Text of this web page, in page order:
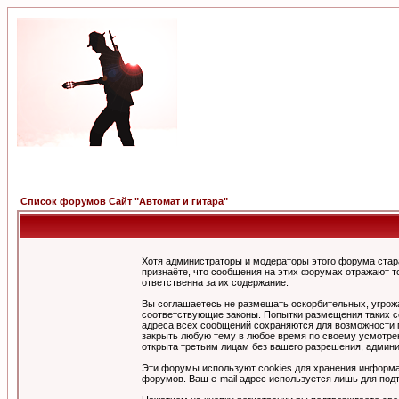
Список форумов Сайт "Автомат и гитара"
Хотя администраторы и модераторы этого форума
признаёте, что сообщения на этих форумах отражают
ответственна за их содержание.
Вы соглашаетесь не размещать оскорбительных,
соответствующие законы. Попытки размещения таких
адреса всех сообщений сохраняются для
закрыть любую тему в любое время по своему
открыта третьим лицам без вашего разрешения,
Эти форумы используют cookies для хранения
форумов. Ваш e-mail адрес используется лишь для